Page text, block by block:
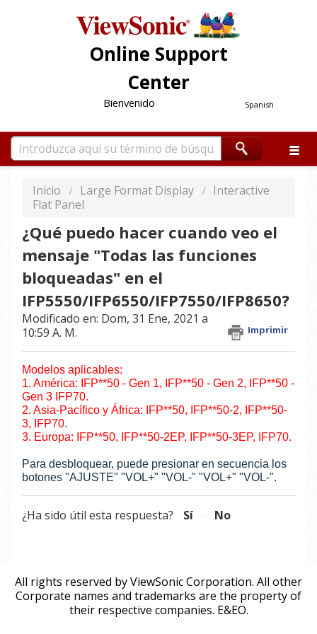
Online Support
Center
Spanish
Bienvenido
Inicio Large Format Display
Interactive
Flat Panel
¿Qué puedo hacer cuando veo el
mensaje "Todas las funciones
bloqueadas" en el
IFP5550/IFP6550/IFP7550/IFP8650?
Imprimir
Modificado en: Dom, 31 Ene, 2021 a
10:59 A. M.
Modelos aplicables:
1. América: IFP**50 - Gen 1, IFP**50 - Gen 2, IFP**50 -
Gen 3 IFP70.
2. Asia-Pacífico y África: IFP**50, IFP**50-2, IFP**50-
3, IFP70.
3. Europa: IFP**50, IFP**50-2EP, IFP**50-3EP, IFP70.
Para desbloquear, puede presionar en secuencia los
botones "AJUSTE" "VOL+" "VOL-" "VOL+" "VOL-".
¿Ha sido útil esta respuesta? Sí No
All rights reserved by ViewSonic Corporation. All other
Corporate names and trademarks are the property of
their respective companies. E&EO.